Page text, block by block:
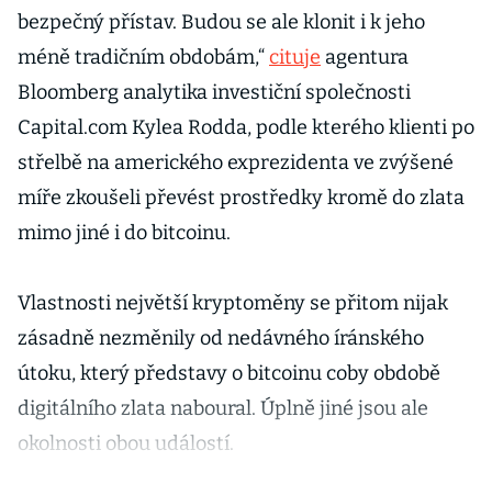
bezpečný přístav. Budou se ale klonit i k jeho
méně tradičním obdobám,“cituje agentura
Bloomberg analytika investiční společnosti
Capital.com Kylea Rodda, podle kterého klienti po
střelbě na amerického exprezidenta ve zvýšené
míře zkoušeli převést prostředky kromě do zlata
mimo jiné i do bitcoinu.
Vlastnosti největší kryptoměny se přitom nijak
zásadně nezměnily od nedávného íránského
útoku, který představy o bitcoinu coby obdobě
digitálního zlata naboural. Úplně jiné jsou ale
okolnosti obou událostí.